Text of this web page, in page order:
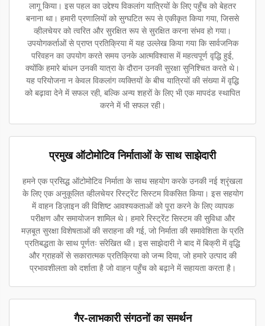
लागू किया। इस पहल का उद्देश्य विकलांग यात्रियों के लिए पहुँच को बेहतर
बनाना था। हमारी प्रणालियों को सुग्घटित रूप से एकीकृत किया गया, जिससे
व्हीलचेयर को त्वरित और सुरक्षित रूप से सुरक्षित करना संभव हो गया।
उपयोगकर्ताओं से प्राप्त प्रतिक्रिया में यह उल्लेख किया गया कि सार्वजनिक
परिवहन का उपयोग करते समय उनके आत्मविश्वास में महत्वपूर्ण वृद्धि हुई,
क्योंकि हमारे बांधन उनकी यात्रा के दौरान उनकी सुरक्षा सुनिश्चित करते थे।
यह परियोजना न केवल विकलांग व्यक्तियों के बीच यात्रियों की संख्या में वृद्धि
को बढ़ावा देने में सफल रही, बल्कि अन्य शहरों के लिए भी एक मापदंड स्थापित
करने में भी सफल रही।
प्रमुख ऑटोमोटिव निर्माताओं के साथ साझेदारी
हमने एक प्रसिद्ध ऑटोमोटिव निर्माता के साथ सहयोग करके उनकी नई श्रृंखला
के लिए एक अनुकूलित व्हीलचेयर रिस्ट्रेंट सिस्टम विकसित किया। इस सहयोग
में वाहन डिज़ाइन की विशिष्ट आवश्यकताओं को पूरा करने के लिए व्यापक
परीक्षण और समायोजन शामिल थे। हमारे रिस्ट्रेंट सिस्टम की सुविधा और
मज़बूत सुरक्षा विशेषताओं की सराहना की गई, जो निर्माता की समावेशिता के प्रति
प्रतिबद्धता के साथ पूर्णतः संरेखित थी। इस साझेदारी ने बाद में बिक्री में वृद्धि
और ग्राहकों से सकारात्मक प्रतिक्रिया को जन्म दिया, जो हमारे उत्पाद की
प्रभावशीलता को दर्शाता है जो वाहन पहुँच को बढ़ाने में सहायता करता है।
गैर-लाभकारी संगठनों का समर्थन